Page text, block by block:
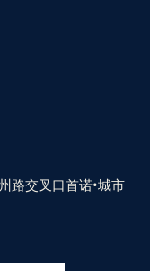
路交叉口首诺•城市